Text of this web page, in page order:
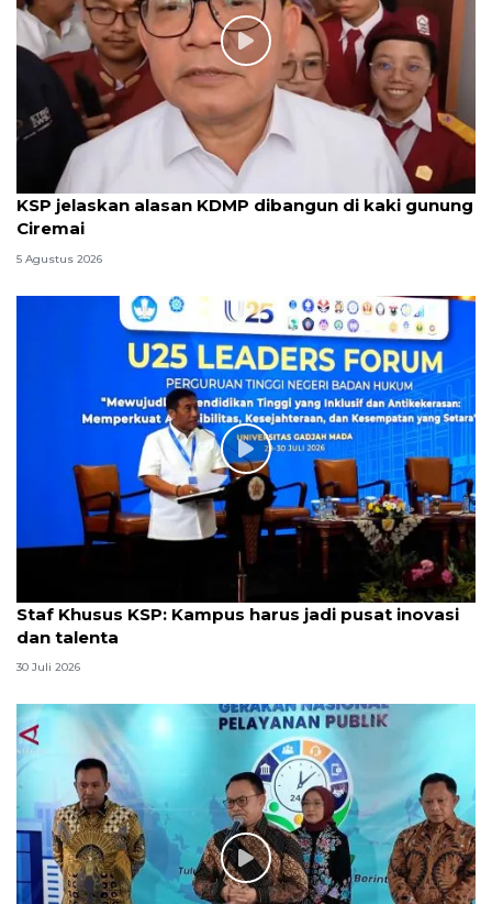
KSP jelaskan alasan KDMP dibangun di kaki gunung
Ciremai
5 Agustus 2026
Staf Khusus KSP: Kampus harus jadi pusat inovasi
dan talenta
30 Juli 2026